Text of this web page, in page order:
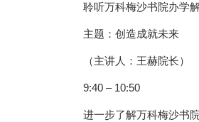
聆听万科梅沙书院办学
主题：创造成就未来
（主讲人：王赫院长）
9:40 – 10:50
进一步了解万科梅沙书